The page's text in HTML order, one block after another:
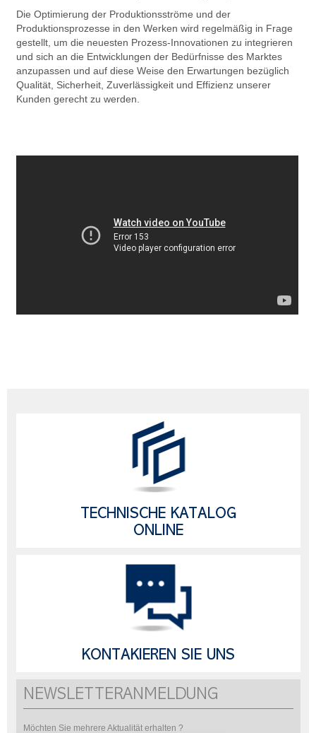
Die Optimierung der Produktionsströme und der
Produktionsprozesse in den Werken wird regelmäßig in Frage
gestellt, um die neuesten Prozess-Innovationen zu integrieren
und sich an die Entwicklungen der Bedürfnisse des Marktes
anzupassen und auf diese Weise den Erwartungen bezüglich
Qualität, Sicherheit, Zuverlässigkeit und Effizienz unserer
Kunden gerecht zu werden.
TECHNISCHE KATALOG
ONLINE
KONTAKIEREN SIE UNS
NEWSLETTERANMELDUNG
Möchten Sie mehrere Aktualität erhalten ?